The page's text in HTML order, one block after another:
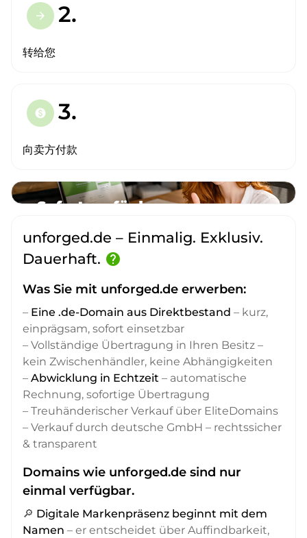
arrow_forward 2.
转给您
paid 3.
向卖方付款
unforged.de – Einmalig. Exklusiv.
Dauerhaft. help
Was Sie mit unforged.de erwerben:
– Eine .de-Domain aus Direktbestand – kurz,
einprägsam, sofort einsetzbar
– Vollständige Übertragung in Ihren Besitz –
kein Zwischenhändler, keine Abhängigkeiten
– Abwicklung in Echtzeit – automatische
Rechnung, sofortige Übertragung
– Treuhänderischer Verkauf über EliteDomains
– Verkauf durch deutsche GmbH – rechtssicher
& transparent
Domains wie unforged.de sind nur
einmal verfügbar.
🔎 Digitale Markenpräsenz beginnt mit dem
Namen – er entscheidet über Auffindbarkeit,